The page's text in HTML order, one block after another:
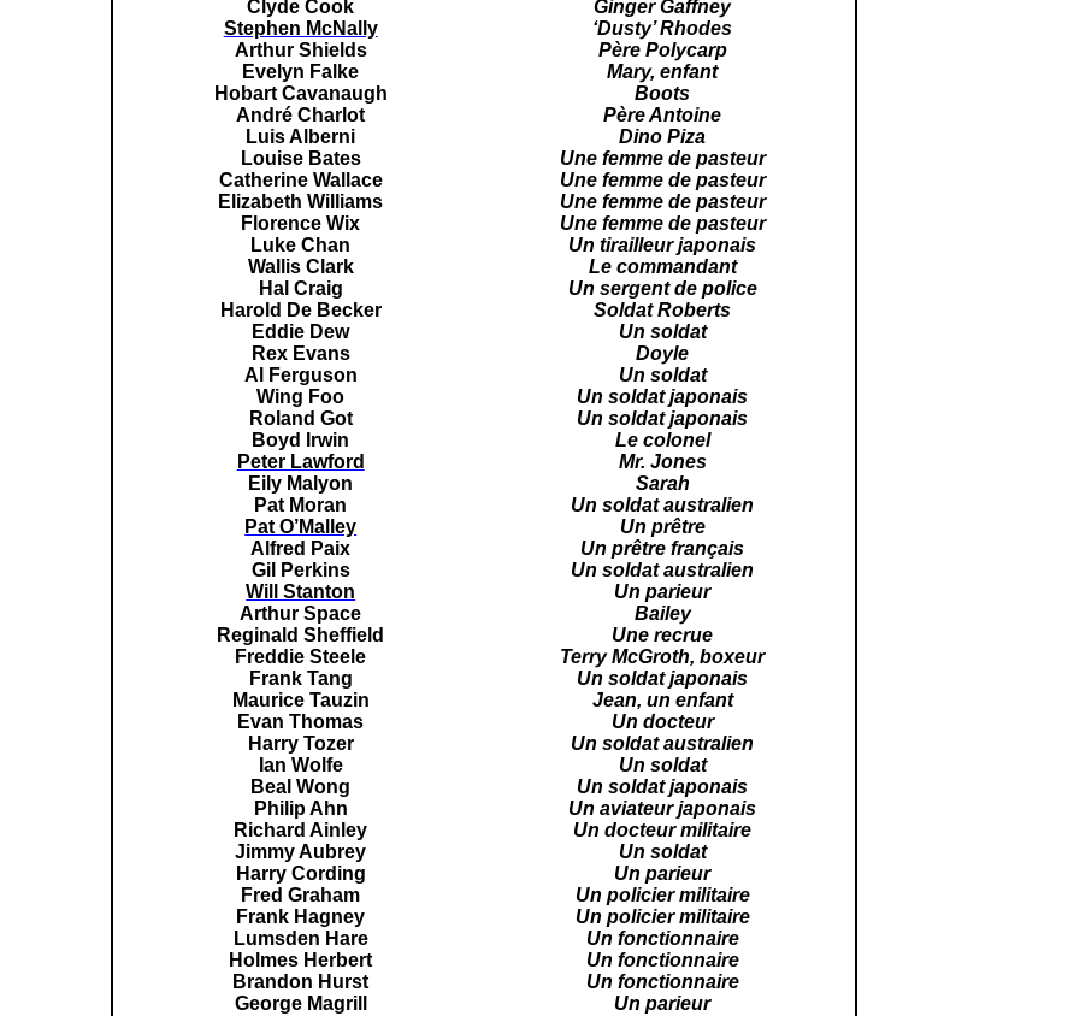
Clyde Cook
Ginger Gaffney
Stephen McNally
‘Dusty’ Rhodes
Arthur Shields
Père Polycarp
Evelyn Falke
Mary, enfant
Hobart Cavanaugh
Boots
André Charlot
Père Antoine
Luis Alberni
Dino Piza
Louise Bates
Une femme de pasteur
Catherine Wallace
Une femme de pasteur
Elizabeth Williams
Une femme de pasteur
Florence Wix
Une femme de pasteur
Luke Chan
Un tirailleur japonais
Wallis Clark
Le commandant
Hal Craig
Un sergent de police
Harold De Becker
Soldat Roberts
Eddie Dew
Un soldat
Rex Evans
Doyle
Al Ferguson
Un soldat
Wing Foo
Un soldat japonais
Roland Got
Un soldat japonais
Boyd Irwin
Le colonel
Peter Lawford
Mr. Jones
Eily Malyon
Sarah
Pat Moran
Un soldat australien
Pat O’Malley
Un prêtre
Alfred Paix
Un prêtre français
Gil Perkins
Un soldat australien
Will Stanton
Un parieur
Arthur Space
Bailey
Reginald Sheffield
Une recrue
Freddie Steele
Terry McGroth, boxeur
Frank Tang
Un soldat japonais
Maurice Tauzin
Jean, un enfant
Evan Thomas
Un docteur
Harry Tozer
Un soldat australien
Ian Wolfe
Un soldat
Beal Wong
Un soldat japonais
Philip Ahn
Un aviateur japonais
Richard Ainley
Un docteur militaire
Jimmy Aubrey
Un soldat
Harry Cording
Un parieur
Fred Graham
Un policier militaire
Frank Hagney
Un policier militaire
Lumsden Hare
Un fonctionnaire
Holmes Herbert
Un fonctionnaire
Brandon Hurst
Un fonctionnaire
George Magrill
Un parieur